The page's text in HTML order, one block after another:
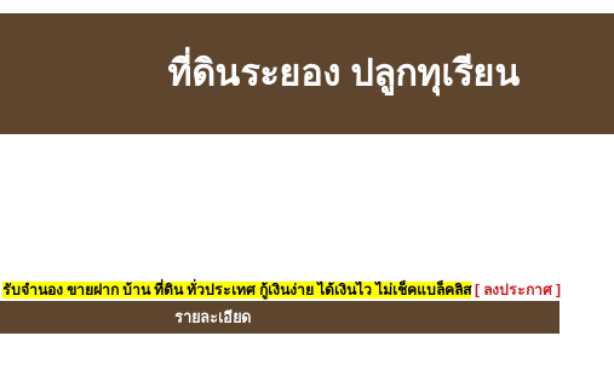
ที่ดินระยอง ปลูกทุเรียน
รับจำนอง ขายฝาก บ้าน ที่ดิน ทั่วประเทศ กู้เงินง่าย ได้เงินไว ไม่เช็คแบล็คลิส [ ลงประกาศ ]
รายละเอียด